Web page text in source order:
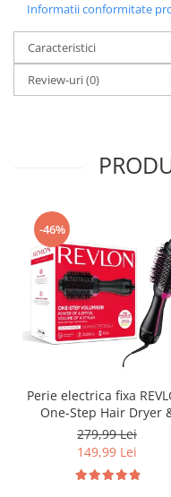
Informatii conformitate
Caracteristici
Review-uri(0)
-46%
Perie electrica fixa
One-Step Hair Dryer
Volumizer, RVDR5222E2,
pentru par mediu si
279,99 Lei
149,99 Lei